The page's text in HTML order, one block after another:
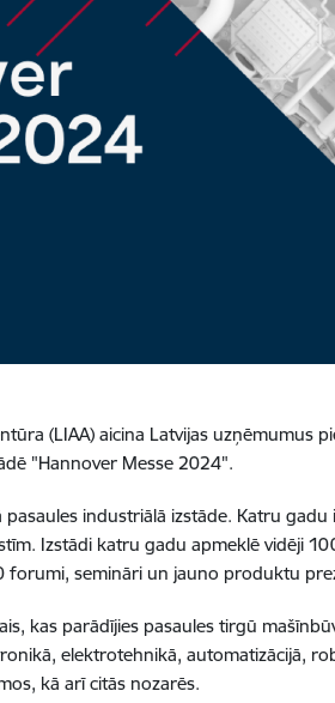
(LIAA) aicina Latvijas uzņēmumus
"Hannover Messe 2024".
pasaules industriālā izstāde. Katru
Izstādi katru gadu apmeklē vidēji
forumi, semināri un jauno produktu
kas parādījies pasaules tirgū
elektrotehnikā, automatizācijā,
kā arī citās nozarēs.